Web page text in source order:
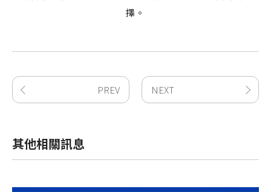
擇。
PREV NEXT
其他相關訊息